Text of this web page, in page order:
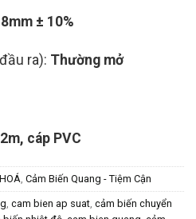
8mm ± 10%
ra): Thường mở
cáp PVC
Cảm Biến Quang - Tiệm Cận
cam bien ap suat cảm biến chuyển